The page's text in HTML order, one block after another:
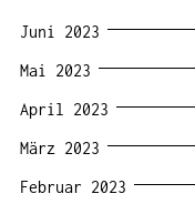
Juni 2023
Mai 2023
April 2023
März 2023
Februar 2023